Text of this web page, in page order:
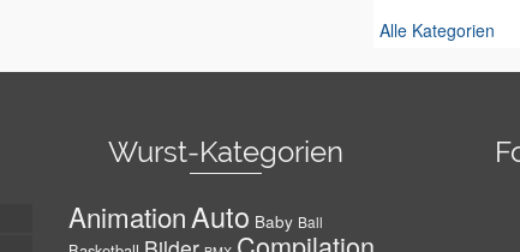
Alle Kategorien
Wurst-Kategorien
AnimationAuto Baby Ball